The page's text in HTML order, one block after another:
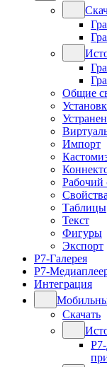
Общие
Импорт
Рабочий
Свойства
Таблицы
Текст
Фигуры
Экспорт
Р7-Галерея
Р7-
Интеграция
Скачать